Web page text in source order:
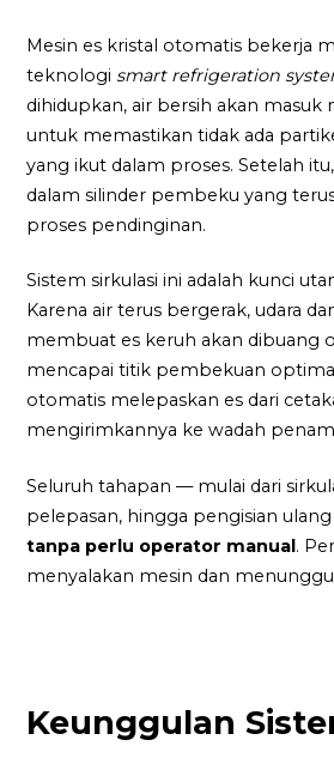
Mesin es kristal otomatis bekerja
teknologismart refrigeration
dihidupkan, air bersih akan masuk
untuk memastikan tidak ada
yang ikut dalam proses. Setelah
dalam silinder pembeku yang
proses pendinginan.
Sistem sirkulasi ini adalah kunci
Karena air terus bergerak, udara
membuat es keruh akan dibuang
mencapai titik pembekuan
otomatis melepaskan es dari
mengirimkannya ke wadah
Seluruh tahapan — mulai dari
pelepasan, hingga pengisian
tanpa perlu operator manual.
menyalakan mesin dan menunggu
Keunggulan